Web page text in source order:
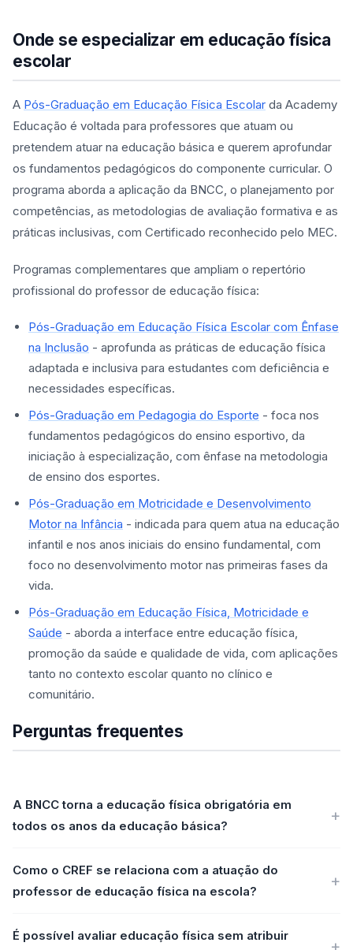
Onde se especializar em educação física
escolar
A Pós-Graduação em Educação Física Escolar da Academy
Educação é voltada para professores que atuam ou
pretendem atuar na educação básica e querem aprofundar
os fundamentos pedagógicos do componente curricular. O
programa aborda a aplicação da BNCC, o planejamento por
competências, as metodologias de avaliação formativa e as
práticas inclusivas, com Certificado reconhecido pelo MEC.
Programas complementares que ampliam o repertório
profissional do professor de educação física:
Pós-Graduação em Educação Física Escolar com Ênfase
na Inclusão - aprofunda as práticas de educação física
adaptada e inclusiva para estudantes com deficiência e
necessidades específicas.
Pós-Graduação em Pedagogia do Esporte - foca nos
fundamentos pedagógicos do ensino esportivo, da
iniciação à especialização, com ênfase na metodologia
de ensino dos esportes.
Pós-Graduação em Motricidade e Desenvolvimento
Motor na Infância - indicada para quem atua na educação
infantil e nos anos iniciais do ensino fundamental, com
foco no desenvolvimento motor nas primeiras fases da
vida.
Pós-Graduação em Educação Física, Motricidade e
Saúde - aborda a interface entre educação física,
promoção da saúde e qualidade de vida, com aplicações
tanto no contexto escolar quanto no clínico e
comunitário.
Perguntas frequentes
A BNCC torna a educação física obrigatória em
todos os anos da educação básica?
Como o CREF se relaciona com a atuação do
professor de educação física na escola?
É possível avaliar educação física sem atribuir